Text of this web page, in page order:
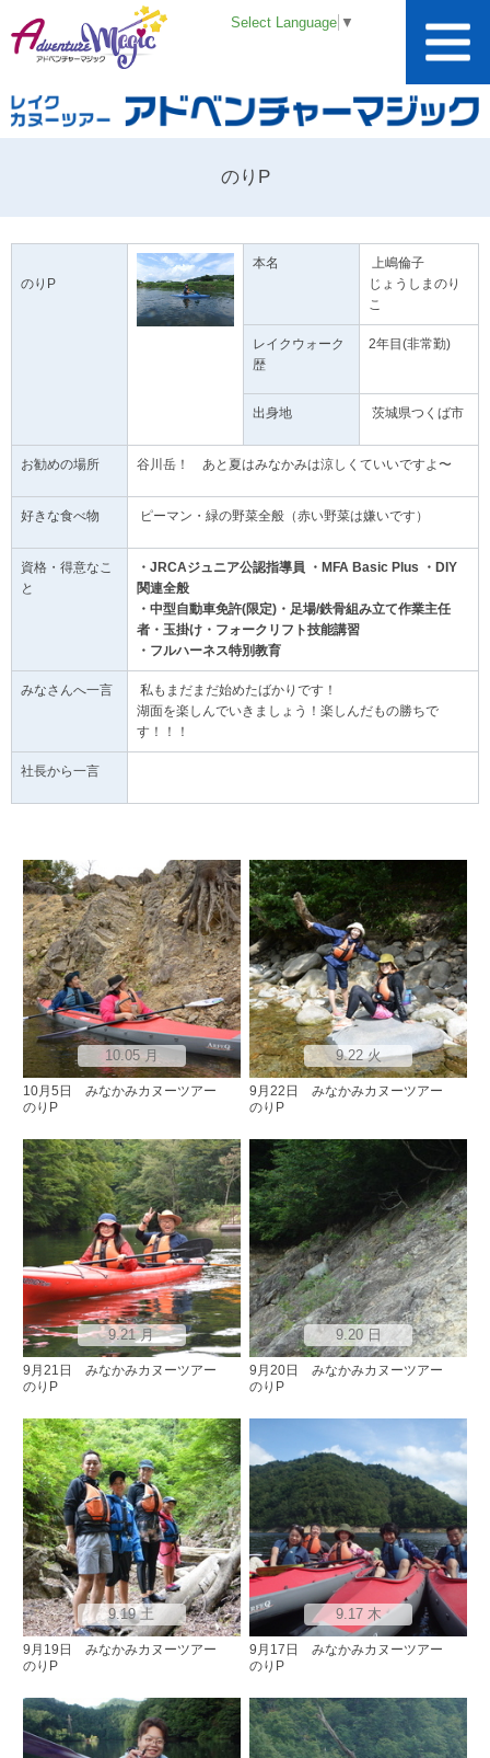
Select Language ▼
のりP
のりP
本名
上嶋倫子
じょうしまのり
こ
レイクウォーク
歴
2年目(非常勤)
出身地 茨城県つくば市
お勧めの場所 谷川岳！ あと夏はみなかみは涼しくていいですよ〜
好きな食べ物 ピーマン・緑の野菜全般（赤い野菜は嫌いです）
資格・得意なこ
と
・JRCAジュニア公認指導員 ・MFA Basic Plus ・DIY
関連全般
・中型自動車免許(限定)・足場/鉄骨組み立て作業主任
者・玉掛け・フォークリフト技能講習
・フルハーネス特別教育
みなさんへ一言
私もまだまだ始めたばかりです！
湖面を楽しんでいきましょう！楽しんだもの勝ちで
す！！！
社長から一言
10.05 月
10月5日 みなかみカヌーツアー
のりP
9.22 火
9月22日 みなかみカヌーツアー
のりP
9.21 月
9月21日 みなかみカヌーツアー
のりP
9.20 日
9月20日 みなかみカヌーツアー
のりP
9.19 土
9月19日 みなかみカヌーツアー
のりP
9.17 木
9月17日 みなかみカヌーツアー
のりP